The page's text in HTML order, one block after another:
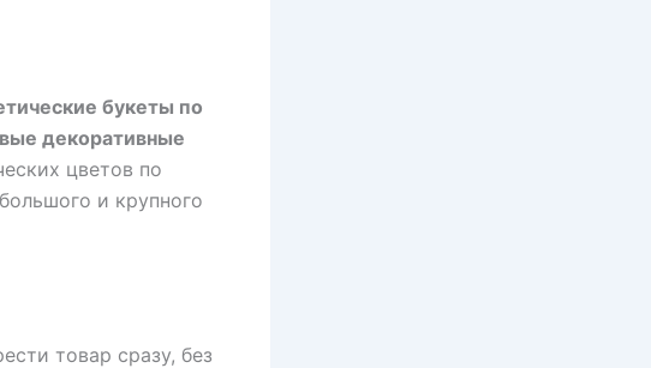
букеты по
декоративные
цветов по
и крупного
товар сразу, без